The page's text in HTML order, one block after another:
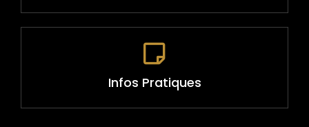
Infos Pratiques